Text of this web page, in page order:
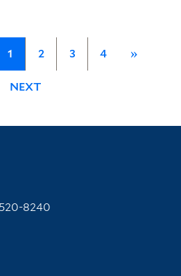
1 2 3 4 »
NEXT
8240